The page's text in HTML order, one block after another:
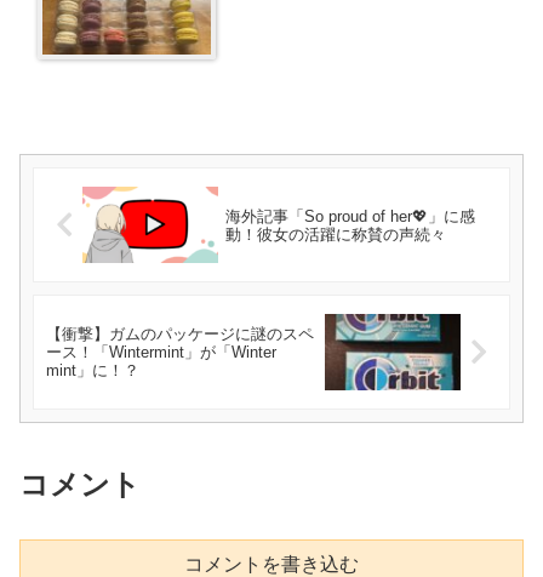
海外記事「So proud of her💖」に感
動！彼女の活躍に称賛の声続々
【衝撃】ガムのパッケージに謎のスペ
ース！「Wintermint」が「Winter
mint」に！？
コメント
コメントを書き込む